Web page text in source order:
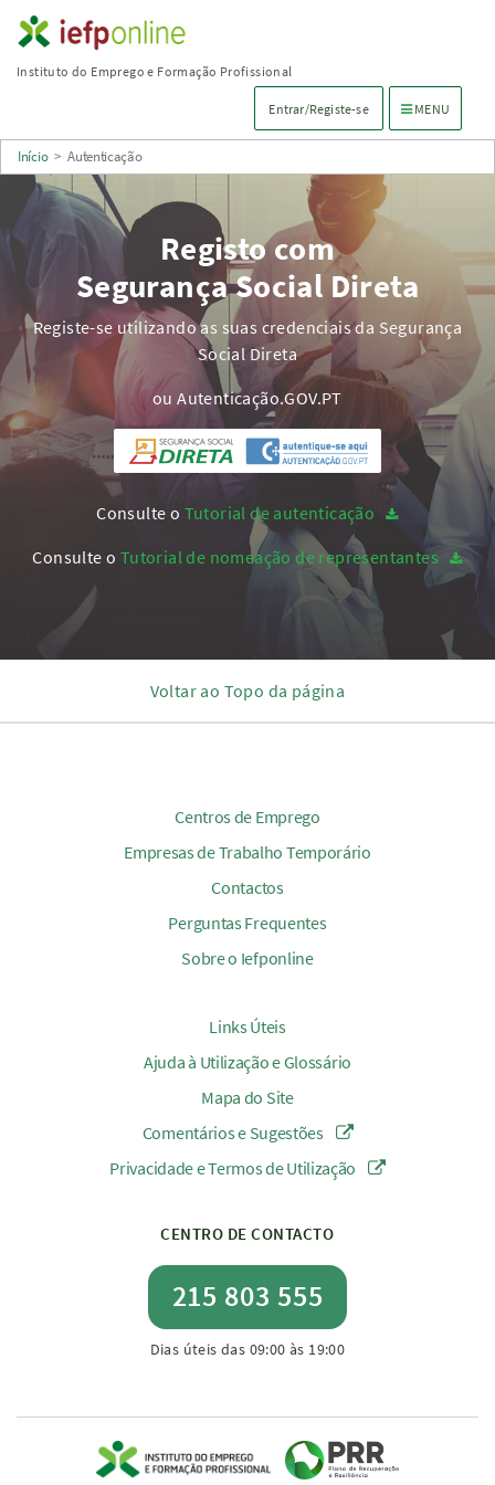
Saltar
para
principal
Instituto do Emprego e Formação Profissional
Entrar/Registe-se Menu de
MENU
Início > Autenticação
Registo com
Segurança Social Direta
Registe-se utilizando as suas credenciais da Segurança
Social Direta
ou Autenticação.GOV.PT
Consulte o Tutorial de autenticação
Consulte o Tutorial de nomeação de representantes
Voltar ao Topo da página
Centros de Emprego
Empresas de Trabalho Temporário
Contactos
Perguntas Frequentes
Sobre o Iefponline
Links Úteis
Ajuda à Utilização e Glossário
Mapa do Site
Comentários e Sugestões
Privacidade e Termos de Utilização
CENTRO DE CONTACTO
215 803 555
Dias úteis das 09:00 às 19:00